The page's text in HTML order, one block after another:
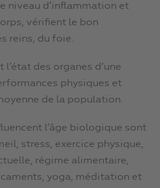
niveau d’inflammation et
vérifient le bon
reins, du foie.
l’état des organes d’une
physiques et
de la population.
l’âge biologique sont
stress, exercice physique,
régime alimentaire,
yoga, méditation et